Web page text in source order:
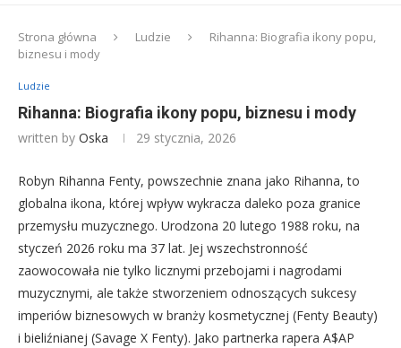
Strona główna Ludzie
Rihanna: Biografia ikony popu,
biznesu i mody
Ludzie
Rihanna: Biografia ikony popu, biznesu i mody
written by Oska 29 stycznia, 2026
Robyn Rihanna Fenty, powszechnie znana jako Rihanna, to
globalna ikona, której wpływ wykracza daleko poza granice
przemysłu muzycznego. Urodzona 20 lutego 1988 roku, na
styczeń 2026 roku ma 37 lat. Jej wszechstronność
zaowocowała nie tylko licznymi przebojami i nagrodami
muzycznymi, ale także stworzeniem odnoszących sukcesy
imperiów biznesowych w branży kosmetycznej (Fenty Beauty)
i bieliźnianej (Savage X Fenty). Jako partnerka rapera A$AP